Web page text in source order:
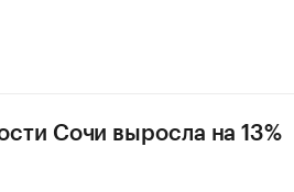
Сочи выросла на 13%